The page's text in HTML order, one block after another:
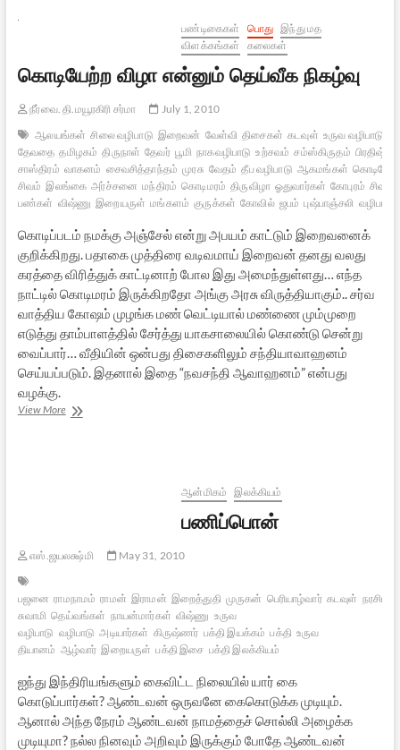
பண்டிகைகள் பொது இந்து மத
விளக்கங்கள்
கலைகள்
கொடியேற்ற விழா என்னும் தெய்வீக நிகழ்வு
நீர்வை. தி.மயூரகிரி சர்மா
July 1, 2010
ஆலயங்கள் சிலை வழிபாடு இறைவன் வேள்வி திசைகள் கடவுள் உருவ வழிபாடு
தேவதை தமிழகம் திருநாள் தேவர் பூமி நாகவழிபாடு உற்சவம் சம்ஸ்கிருதம் பிரதிஷ்டை
சாஸ்திரம் வாகனம் சைவசித்தாந்தம் முரசு வேதம் தீப வழிபாடு ஆகமங்கள்
சிவம் இலங்கை அர்ச்சனை மந்திரம் கொடிமரம் திருவிழா ஓதுவார்கள் கோபுரம் சிவன்
பண்கள் விஷ்ணு இறையருள் மங்களம் குருக்கள் கோவில் ஜபம் புஷ்பாஞ்சலி வழிபாடு
கொடிப்படம் நமக்கு அஞ்சேல் என்று அபயம் காட்டும் இறைவனைக்
குறிக்கிறது. பதாகை முத்திரை வடிவமாய் இறைவன் தனது வலது
கரத்தை விரித்துக் காட்டினாற் போல இது அமைந்துள்ளது… எந்த
நாட்டில் கொடிமரம் இருக்கிறதோ அங்கு அரசு விருத்தியாகும்.. சர்வ
வாத்திய கோஷம் முழங்க மண் வெட்டியால் மண்ணை மும்முறை
எடுத்து தாம்பாளத்தில் சேர்த்து யாகசாலையில் கொண்டு சென்று
வைப்பார்… வீதியின் ஒன்பது திசைகளிலும் சந்தியாவாஹனம்
செய்யப்படும். இதனால் இதை “நவசந்தி ஆவாஹனம்” என்பது
வழக்கு.
View Moreகொடியேற்ற
ஆன்மிகம்
இலக்கியம்
பணிப்பொன்
எஸ்.ஜயலக்ஷ்மி May 31, 2010
பஜனை ராமநாமம் ராமன் இராமன் இறைத்துதி முருகன் பெரியாழ்வார் கடவுள் நரசிம்ம
சுவாமி தெய்வங்கள் நாயன்மார்கள் விஷ்ணு உருவ
வழிபாடு வழிபாடு அடியார்கள் கிருஷ்ணர் பக்தி இயக்கம் பக்தி உருவ
தியானம் ஆழ்வார் இறையருள் பக்தி இசை பக்தி இலக்கியம்
ஐந்து இந்திரியங்களும் கைவிட்ட நிலையில் யார் கை
கொடுப்பார்கள்? ஆண்டவன் ஒருவனே கைகொடுக்க முடியும்.
ஆனால் அந்த நேரம் ஆண்டவன் நாமத்தைச் சொல்லி அழைக்க
முடியுமா? நல்ல நினவும் அறிவும் இருக்கும் போதே ஆண்டவன்